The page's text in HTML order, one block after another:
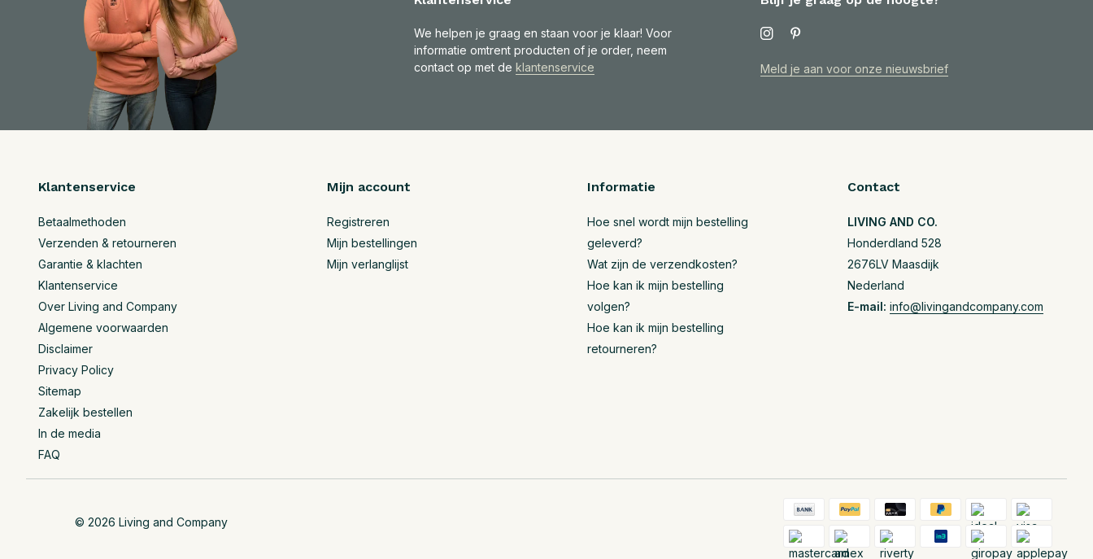
We helpen je graag en staan voor je klaar! Voor
informatie omtrent producten of je order, neem
contact op met de klantenservice Meld je aan voor onze nieuwsbrief
Klantenservice
Betaalmethoden
Verzenden & retourneren
Garantie & klachten
Klantenservice
Over Living and Company
Algemene voorwaarden
Disclaimer
Privacy Policy
Sitemap
Zakelijk bestellen
In de media
FAQ
Mijn account
Registreren
Mijn bestellingen
Mijn verlanglijst
Informatie
Hoe snel wordt mijn bestelling
geleverd?
Wat zijn de verzendkosten?
Hoe kan ik mijn bestelling
volgen?
Hoe kan ik mijn bestelling
retourneren?
Contact
LIVING AND CO.
Honderdland 528
2676LV Maasdijk
Nederland
E-mail: info@livingandcompany.com
© 2026 Living and Company